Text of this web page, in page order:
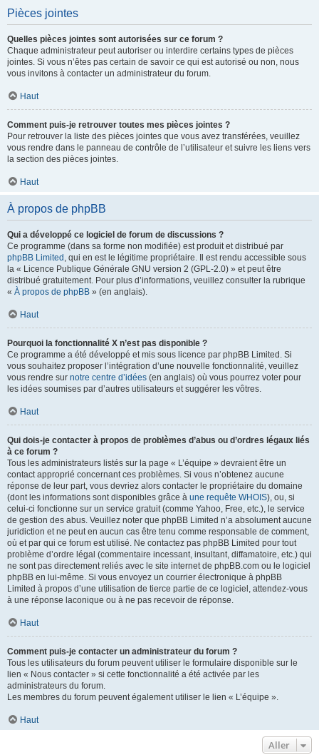
Pièces jointes
Quelles pièces jointes sont autorisées sur ce forum ?
Chaque administrateur peut autoriser ou interdire certains types de pièces
jointes. Si vous n’êtes pas certain de savoir ce qui est autorisé ou non, nous
vous invitons à contacter un administrateur du forum.
Haut
Comment puis-je retrouver toutes mes pièces jointes ?
Pour retrouver la liste des pièces jointes que vous avez transférées, veuillez
vous rendre dans le panneau de contrôle de l’utilisateur et suivre les liens vers
la section des pièces jointes.
Haut
À propos de phpBB
Qui a développé ce logiciel de forum de discussions ?
Ce programme (dans sa forme non modifiée) est produit et distribué par
phpBB Limited , qui en est le légitime propriétaire. Il est rendu accessible sous
la « Licence Publique Générale GNU version 2 (GPL-2.0) » et peut être
distribué gratuitement. Pour plus d’informations, veuillez consulter la rubrique
« À propos de phpBB » (en anglais).
Haut
Pourquoi la fonctionnalité X n’est pas disponible ?
Ce programme a été développé et mis sous licence par phpBB Limited. Si
vous souhaitez proposer l’intégration d’une nouvelle fonctionnalité, veuillez
vous rendre sur notre centre d’idées (en anglais) où vous pourrez voter pour
les idées soumises par d’autres utilisateurs et suggérer les vôtres.
Haut
Qui dois-je contacter à propos de problèmes d’abus ou d’ordres légaux liés
à ce forum ?
Tous les administrateurs listés sur la page « L’équipe » devraient être un
contact approprié concernant ces problèmes. Si vous n’obtenez aucune
réponse de leur part, vous devriez alors contacter le propriétaire du domaine
(dont les informations sont disponibles grâce à une requête WHOIS), ou, si
celui-ci fonctionne sur un service gratuit (comme Yahoo, Free, etc.), le service
de gestion des abus. Veuillez noter que phpBB Limited n’a absolument aucune
juridiction et ne peut en aucun cas être tenu comme responsable de comment,
où et par qui ce forum est utilisé. Ne contactez pas phpBB Limited pour tout
problème d’ordre légal (commentaire incessant, insultant, diffamatoire, etc.) qui
ne sont pas directement reliés avec le site internet de phpBB.com ou le logiciel
phpBB en lui-même. Si vous envoyez un courrier électronique à phpBB
Limited à propos d’une utilisation de tierce partie de ce logiciel, attendez-vous
à une réponse laconique ou à ne pas recevoir de réponse.
Haut
Comment puis-je contacter un administrateur du forum ?
Tous les utilisateurs du forum peuvent utiliser le formulaire disponible sur le
lien « Nous contacter » si cette fonctionnalité a été activée par les
administrateurs du forum.
Les membres du forum peuvent également utiliser le lien « L’équipe ».
Haut
Aller